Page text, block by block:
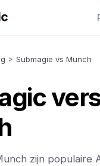
> Submagie vs Munch
zijn populaire